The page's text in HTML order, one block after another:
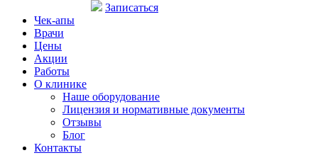
Записаться
Чек-апы
Врачи
Цены
Акции
Работы
О клинике
Наше оборудование
Лицензия и нормативные документы
Отзывы
Блог
Контакты